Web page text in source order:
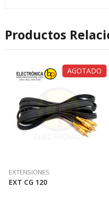
Productos
AGOTADO
EXTENSIONES
EXT CG 120